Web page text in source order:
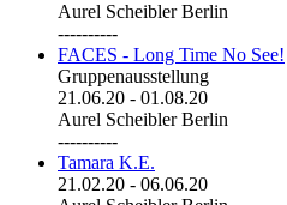
Aurel Scheibler Berlin
----------
FACES - Long Time No See!
Gruppenausstellung
21.06.20 - 01.08.20
Aurel Scheibler Berlin
----------
Tamara K.E.
21.02.20 - 06.06.20